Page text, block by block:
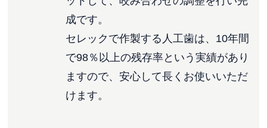
成です。
セレックで作製する人工歯は、10年間
で98％以上の残存率という実績があり
ますので、安心して長くお使いいただ
けます。